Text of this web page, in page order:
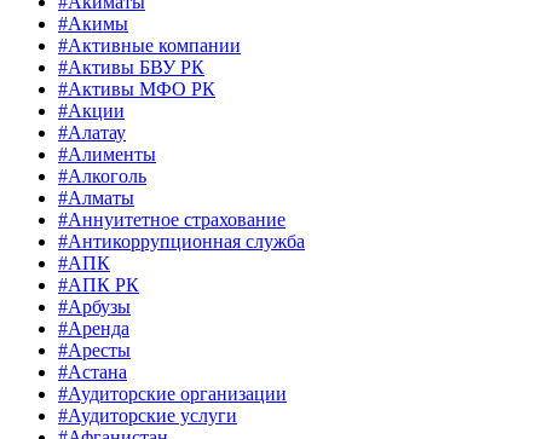
#Акимы
#Активные компании
#Активы БВУ РК
#Активы МФО РК
#Акции
#Алатау
#Алименты
#Алкоголь
#Алматы
#Аннуитетное страхование
#Антикоррупционная служба
#АПК
#АПК РК
#Арбузы
#Аренда
#Аресты
#Астана
#Аудиторские организации
#Аудиторские услуги